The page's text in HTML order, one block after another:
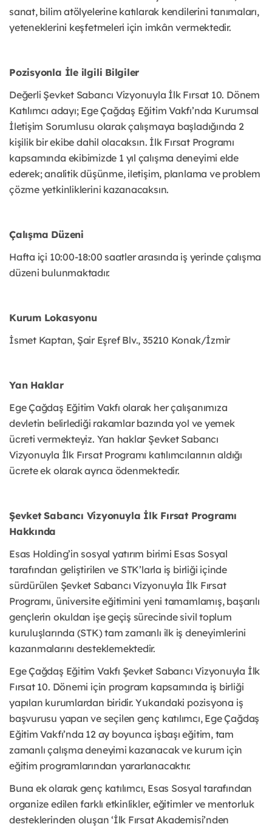
sanat, bilim atölyelerine katılarak kendilerini tanımaları,
yeteneklerini keşfetmeleri için imkân vermektedir.
Pozisyonla İle ilgili Bilgiler
Değerli Şevket Sabancı Vizyonuyla İlk Fırsat 10. Dönem
Katılımcı adayı; Ege Çağdaş Eğitim Vakfı’nda Kurumsal
İletişim Sorumlusu olarak çalışmaya başladığında 2
kişilik bir ekibe dahil olacaksın. İlk Fırsat Programı
kapsamında ekibimizde 1 yıl çalışma deneyimi elde
ederek; analitik düşünme, iletişim, planlama ve problem
çözme yetkinliklerini kazanacaksın.
Çalışma Düzeni
Hafta içi 10:00-18:00 saatler arasında iş yerinde çalışma
düzeni bulunmaktadır.
Kurum Lokasyonu
İsmet Kaptan, Şair Eşref Blv., 35210 Konak/İzmir
Yan Haklar
Ege Çağdaş Eğitim Vakfı olarak her çalışanımıza
devletin belirlediği rakamlar bazında yol ve yemek
ücreti vermekteyiz. Yan haklar Şevket Sabancı
Vizyonuyla İlk Fırsat Programı katılımcılarının aldığı
ücrete ek olarak ayrıca ödenmektedir.
Şevket Sabancı Vizyonuyla İlk Fırsat Programı
Hakkında
Esas Holding’in sosyal yatırım birimi Esas Sosyal
tarafından geliştirilen ve STK’larla iş birliği içinde
sürdürülen Şevket Sabancı Vizyonuyla İlk Fırsat
Programı, üniversite eğitimini yeni tamamlamış, başarılı
gençlerin okuldan işe geçiş sürecinde sivil toplum
kuruluşlarında (STK) tam zamanlı ilk iş deneyimlerini
kazanmalarını desteklemektedir.
Ege Çağdaş Eğitim Vakfı Şevket Sabancı Vizyonuyla İlk
Fırsat 10. Dönemi için program kapsamında iş birliği
yapılan kurumlardan biridir. Yukarıdaki pozisyona iş
başvurusu yapan ve seçilen genç katılımcı, Ege Çağdaş
Eğitim Vakfı’nda 12 ay boyunca işbaşı eğitim, tam
zamanlı çalışma deneyimi kazanacak ve kurum için
eğitim programlarından yararlanacaktır.
Buna ek olarak genç katılımcı, Esas Sosyal tarafından
organize edilen farklı etkinlikler, eğitimler ve mentorluk
desteklerinden oluşan ‘İlk Fırsat Akademisi’nden